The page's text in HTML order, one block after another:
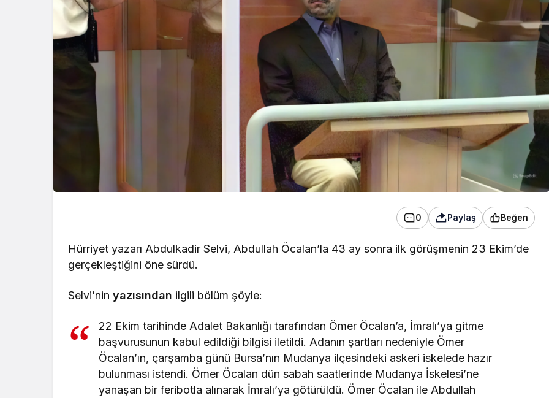
0 Paylaş Beğen
Hürriyet yazarı Abdulkadir Selvi, Abdullah Öcalan’la 43 ay sonra ilk görüşmenin 23 Ekim’de
gerçekleştiğini öne sürdü.
Selvi’nin yazısından ilgili bölüm şöyle:
22 Ekim tarihinde Adalet Bakanlığı tarafından Ömer Öcalan’a, İmralı’ya gitme
başvurusunun kabul edildiği bilgisi iletildi. Adanın şartları nedeniyle Ömer
Öcalan’ın, çarşamba günü Bursa’nın Mudanya ilçesindeki askeri iskelede hazır
bulunması istendi. Ömer Öcalan dün sabah saatlerinde Mudanya İskelesi’ne
yanaşan bir feribotla alınarak İmralı’ya götürüldü. Ömer Öcalan ile Abdullah
Yıldız: Bekleyin
söndürüldü